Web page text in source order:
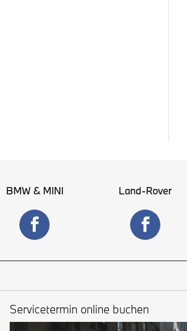
BMW & MINI Land-Rover
Servicetermin online buchen